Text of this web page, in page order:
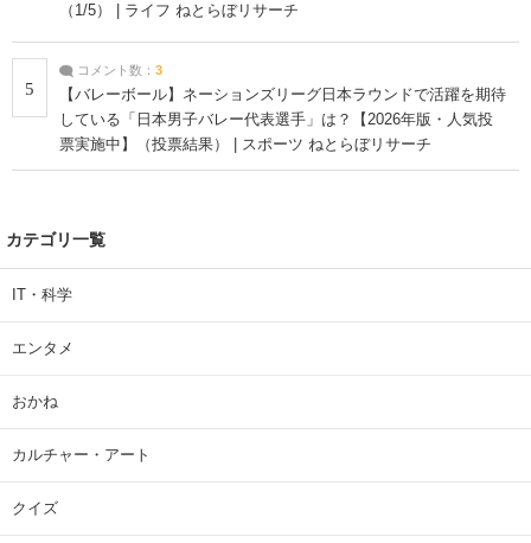
（1/5） | ライフ ねとらぼリサーチ
5
コメント数： 3
【バレーボール】ネーションズリーグ日本ラウンドで活躍を期待
している「日本男子バレー代表選手」は？【2026年版・人気投
票実施中】（投票結果） | スポーツ ねとらぼリサーチ
カテゴリ一覧
IT・科学
エンタメ
おかね
カルチャー・アート
クイズ